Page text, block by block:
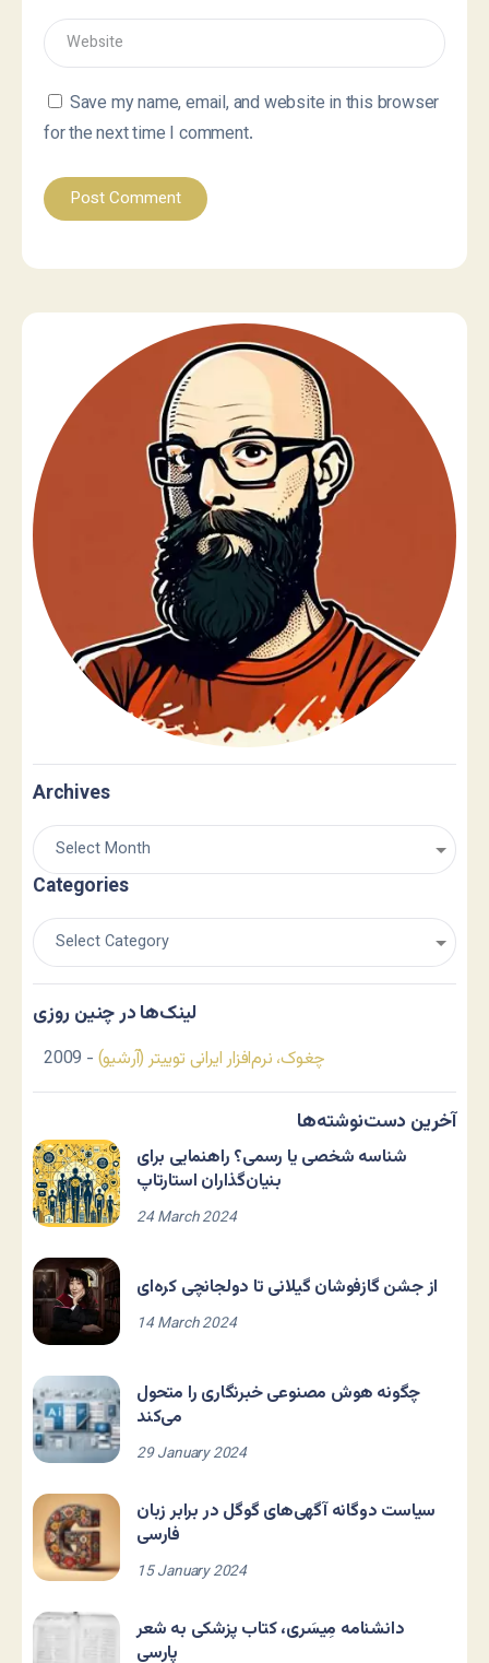
Save my name, email, and website in this browser
for the next time I comment.
Archives
Categories
لینک‌ها در چنین روزی
چغوک، نرم‌افزار ایرانی توییتر (آرشیو) - 2009
آخرین دست‌نوشته‌ها
شناسه شخصی یا رسمی؟ راهنمایی برای
بنیان‌گذاران استارتاپ
24 March 2024
از جشن گازفوشان گیلانی تا دولجانچی کره‌ای
14 March 2024
چگونه هوش مصنوعی خبرنگاری را متحول
می‌کند
29 January 2024
سیاست دوگانه آگهی‌های گوگل در برابر زبان
فارسی
15 January 2024
دانشنامه مِیسَری، کتاب پزشکی به شعر
پارسی